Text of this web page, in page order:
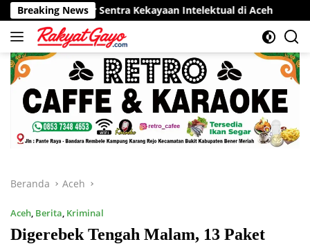
Langsung
ke
konten
Breaking News
Sentra Kekayaan Intelektual di Aceh RSUD
Beranda Aceh
Aceh, Berita, Kriminal
Digerebek Tengah Malam, 13 Paket